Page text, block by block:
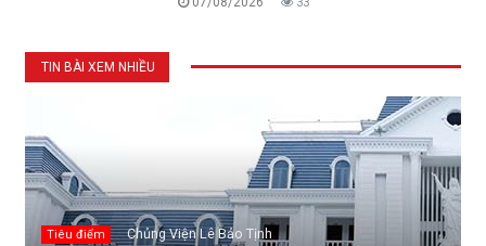
TIN BÀI XEM NHIỀU
Tiêu điểm Chủng Viện Lê Bảo Tịnh